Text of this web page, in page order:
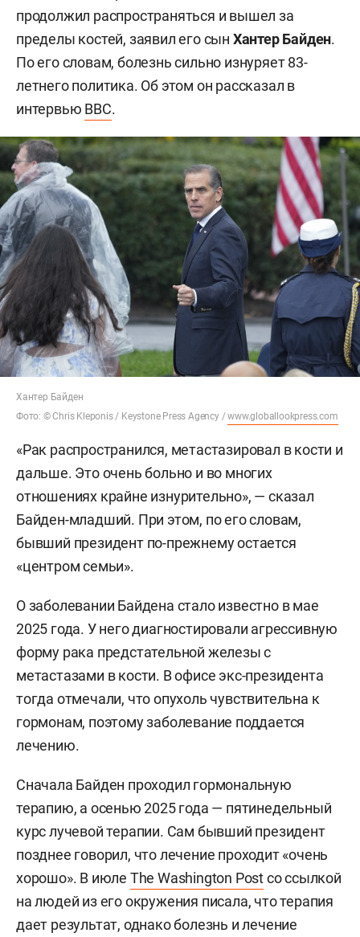
продолжил распространяться и вышел за
пределы костей, заявил его сын Хантер Байден.
По его словам, болезнь сильно изнуряет 83-
летнего политика. Об этом он рассказал в
интервью BBC.
Хантер Байден
Фото: © Chris Kleponis / Keystone Press Agency /www.globallookpress.com
«Рак распространился, метастазировал в кости и
дальше. Это очень больно и во многих
отношениях крайне изнурительно», — сказал
Байден-младший. При этом, по его словам,
бывший президент по-прежнему остается
«центром семьи».
О заболевании Байдена стало известно в мае
2025 года. У него диагностировали агрессивную
форму рака предстательной железы с
метастазами в кости. В офисе экс-президента
тогда отмечали, что опухоль чувствительна к
гормонам, поэтому заболевание поддается
лечению.
Сначала Байден проходил гормональную
терапию, а осенью 2025 года — пятинедельный
курс лучевой терапии. Сам бывший президент
позднее говорил, что лечение проходит «очень
хорошо». В июле The Washington Postсо ссылкой
на людей из его окружения писала, что терапия
дает результат, однако болезнь и лечение